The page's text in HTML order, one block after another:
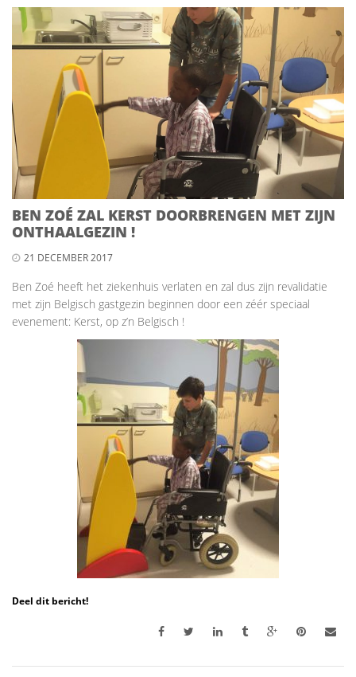
BEN ZOÉ ZAL KERST DOORBRENGEN MET ZIJN
ONTHAALGEZIN !
21 DECEMBER 2017
Ben Zoé heeft het ziekenhuis verlaten en zal dus zijn revalidatie
met zijn Belgisch gastgezin beginnen door een zéér speciaal
evenement: Kerst, op z’n Belgisch !
Deel dit bericht!